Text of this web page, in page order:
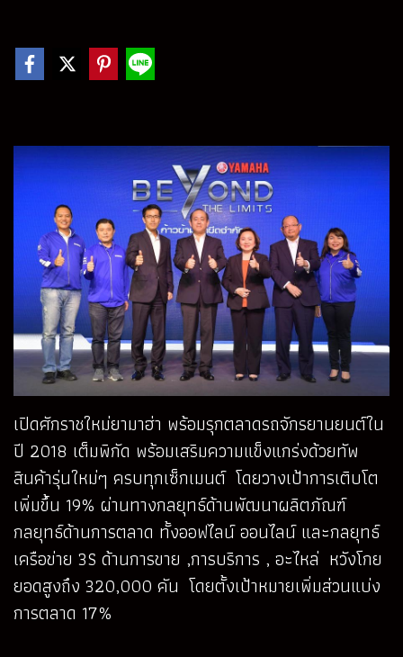
เปิดศักราชใหม่ยามาฮ่า พร้อมรุกตลาดรถจักรยานยนต์ใน
ปี 2018 เต็มพิกัด พร้อมเสริมความแข็งแกร่งด้วยทัพ
สินค้ารุ่นใหม่ๆ ครบทุกเซ็กเมนต์ โดยวางเป้าการเติบโต
เพิ่มขึ้น 19% ผ่านทางกลยุทธ์ด้านพัฒนาผลิตภัณฑ์
กลยุทธ์ด้านการตลาด ทั้งออฟไลน์ ออนไลน์ และกลยุทธ์
เครือข่าย 3S ด้านการขาย ,การบริการ , อะไหล่ หวังโกย
ยอดสูงถึง 320,000 คัน โดยตั้งเป้าหมายเพิ่มส่วนแบ่ง
การตลาด 17%